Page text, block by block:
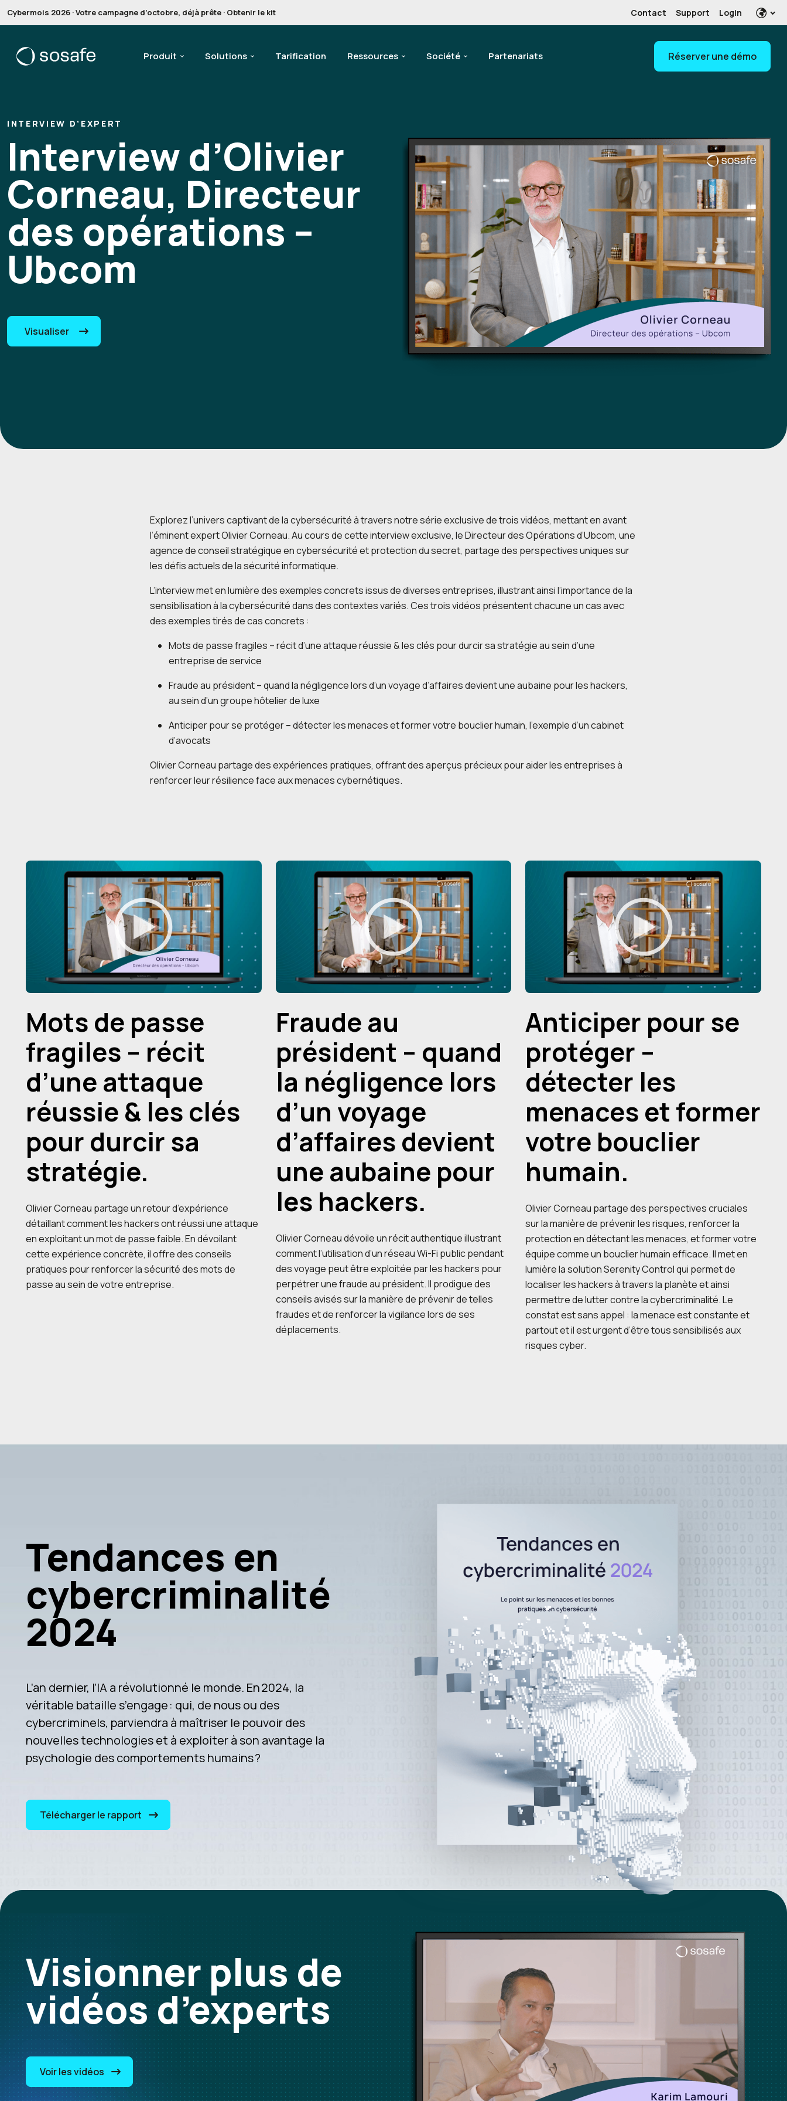
Cybermois 2026 · Votre campagne d’octobre, déjà prête · Obtenir le kit Contact Support Login
Produit Solutions Tarification Ressources Société Partenariats Réserver une démo
INTERVIEW D’EXPERT
Interview d’Olivier
Corneau, Directeur
des opérations –
Ubcom
Visualiser
Explorez l’univers captivant de la cybersécurité à travers notre série exclusive de trois vidéos, mettant en avant
l’éminent expert Olivier Corneau. Au cours de cette interview exclusive, le Directeur des Opérations d’Ubcom, une
agence de conseil stratégique en cybersécurité et protection du secret, partage des perspectives uniques sur
les défis actuels de la sécurité informatique.
L’interview met en lumière des exemples concrets issus de diverses entreprises, illustrant ainsi l’importance de la
sensibilisation à la cybersécurité dans des contextes variés. Ces trois vidéos présentent chacune un cas avec
des exemples tirés de cas concrets :
Mots de passe fragiles – récit d’une attaque réussie & les clés pour durcir sa stratégie au sein d’une
entreprise de service
Fraude au président – quand la négligence lors d’un voyage d’affaires devient une aubaine pour les hackers,
au sein d’un groupe hôtelier de luxe
Anticiper pour se protéger – détecter les menaces et former votre bouclier humain, l’exemple d’un cabinet
d’avocats
Olivier Corneau partage des expériences pratiques, offrant des aperçus précieux pour aider les entreprises à
renforcer leur résilience face aux menaces cybernétiques.
Mots de passe
fragiles – récit
d’une attaque
réussie & les clés
pour durcir sa
stratégie.
Olivier Corneau partage un retour d’expérience
détaillant comment les hackers ont réussi une attaque
en exploitant un mot de passe faible. En dévoilant
cette expérience concrète, il offre des conseils
pratiques pour renforcer la sécurité des mots de
passe au sein de votre entreprise.
Fraude au
président – quand
la négligence lors
d’un voyage
d’affaires devient
une aubaine pour
les hackers.
Olivier Corneau dévoile un récit authentique illustrant
comment l’utilisation d’un réseau Wi-Fi public pendant
des voyage peut être exploitée par les hackers pour
perpétrer une fraude au président. II prodigue des
conseils avisés sur la manière de prévenir de telles
fraudes et de renforcer la vigilance lors de ses
déplacements.
Anticiper pour se
protéger –
détecter les
menaces et former
votre bouclier
humain.
Olivier Corneau partage des perspectives cruciales
sur la manière de prévenir les risques, renforcer la
protection en détectant les menaces, et former votre
équipe comme un bouclier humain efficace. Il met en
lumière la solution Serenity Control qui permet de
localiser les hackers à travers la planète et ainsi
permettre de lutter contre la cybercriminalité. Le
constat est sans appel : la menace est constante et
partout et il est urgent d’être tous sensibilisés aux
risques cyber.
Tendances en
cybercriminalité
2024
L’an dernier, l’IA a révolutionné le monde. En 2024, la
véritable bataille s’engage : qui, de nous ou des
cybercriminels, parviendra à maîtriser le pouvoir des
nouvelles technologies et à exploiter à son avantage la
psychologie des comportements humains ?
Télécharger le rapport
Visionner plus de
vidéos d’experts
Voir les vidéos